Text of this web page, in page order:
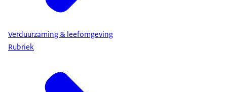
Verduurzaming & leefomgeving
Rubriek